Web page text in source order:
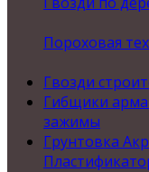
Пороховая
Гвозди
Гибщики
зажимы
Грунтовка